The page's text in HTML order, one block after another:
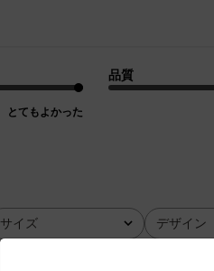
とてもよかった
品質
サイズ
全て デザイン
全て